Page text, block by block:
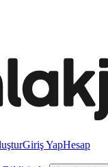
Giriş YapHesap